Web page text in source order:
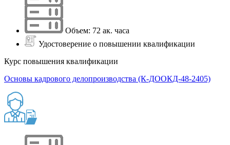
Объем: 72 ак. часа
Удостоверение о повышении квалификации
Курс повышения квалификации
Основы кадрового делопроизводства (К-ДООКД-48-2405)